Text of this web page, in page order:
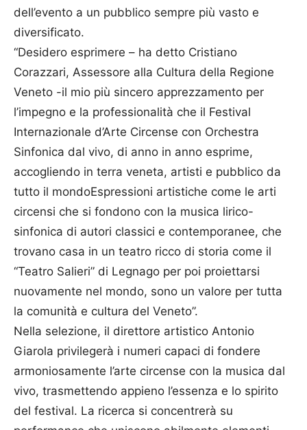
dell’evento a un pubblico sempre più vasto e
diversificato.
“Desidero esprimere – ha detto Cristiano
Corazzari, Assessore alla Cultura della Regione
Veneto -il mio più sincero apprezzamento per
l’impegno e la professionalità che il Festival
Internazionale d’Arte Circense con Orchestra
Sinfonica dal vivo, di anno in anno esprime,
accogliendo in terra veneta, artisti e pubblico da
tutto il mondoEspressioni artistiche come le arti
circensi che si fondono con la musica lirico-
sinfonica di autori classici e contemporanee, che
trovano casa in un teatro ricco di storia come il
“Teatro Salieri” di Legnago per poi proiettarsi
nuovamente nel mondo, sono un valore per tutta
la comunità e cultura del Veneto”.
Nella selezione, il direttore artistico Antonio
Giarola privilegerà i numeri capaci di fondere
armoniosamente l’arte circense con la musica dal
vivo, trasmettendo appieno l’essenza e lo spirito
del festival. La ricerca si concentrerà su